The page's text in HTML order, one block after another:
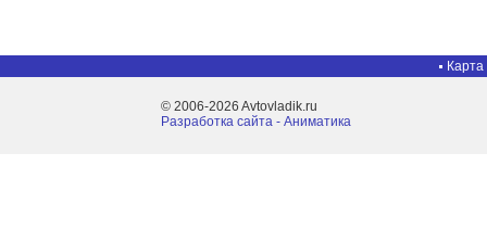
Карта
© 2006-2026 Avtovladik.ru
Разработка сайта - Aниматика